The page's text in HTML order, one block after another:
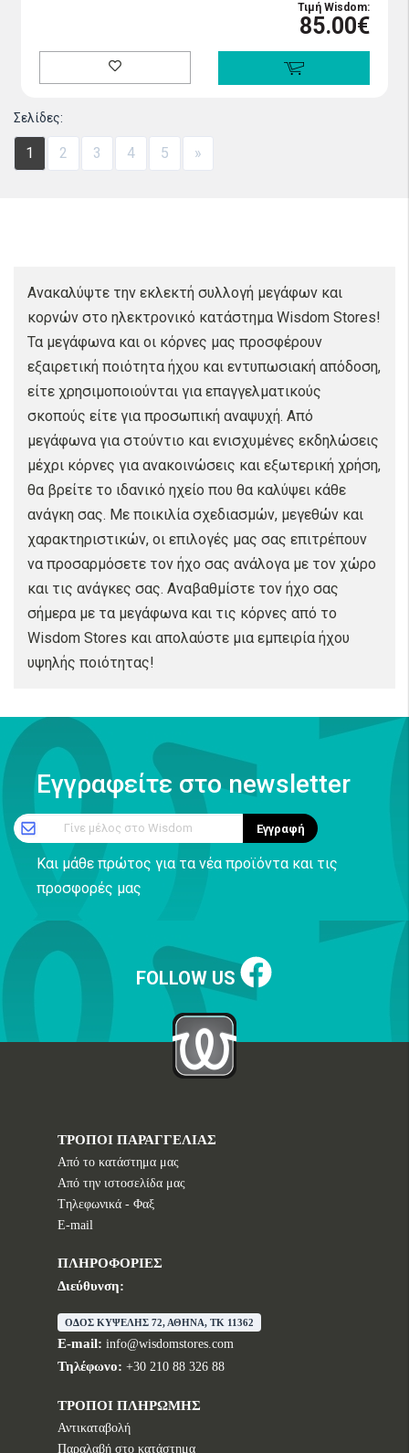
Τιμή Wisdom:
85.00€
Σελίδες:
1 2 3 4 5 »
Ανακαλύψτε την εκλεκτή συλλογή μεγάφων και
κορνών στο ηλεκτρονικό κατάστημα Wisdom Stores!
Τα μεγάφωνα και οι κόρνες μας προσφέρουν
εξαιρετική ποιότητα ήχου και εντυπωσιακή απόδοση,
είτε χρησιμοποιούνται για επαγγελματικούς
σκοπούς είτε για προσωπική αναψυχή. Από
μεγάφωνα για στούντιο και ενισχυμένες εκδηλώσεις
μέχρι κόρνες για ανακοινώσεις και εξωτερική χρήση,
θα βρείτε το ιδανικό ηχείο που θα καλύψει κάθε
ανάγκη σας. Με ποικιλία σχεδιασμών, μεγεθών και
χαρακτηριστικών, οι επιλογές μας σας επιτρέπουν
να προσαρμόσετε τον ήχο σας ανάλογα με τον χώρο
και τις ανάγκες σας. Αναβαθμίστε τον ήχο σας
σήμερα με τα μεγάφωνα και τις κόρνες από το
Wisdom Stores και απολαύστε μια εμπειρία ήχου
υψηλής ποιότητας!
Εγγραφείτε στο newsletter
Γίνε μέλος στο Wisdom Εγγραφή
Και μάθε πρώτος για τα νέα προϊόντα και τις
προσφορές μας
FOLLOW US
ΤΡΟΠΟΙ ΠΑΡΑΓΓΕΛΙΑΣ
Από το κατάστημα μας
Από την ιστοσελίδα μας
Tηλεφωνικά - Φαξ
E-mail
ΠΛΗΡΟΦΟΡΙΕΣ
Διεύθυνση:
ΟΔΟΣ ΚΥΨΕΛΗΣ 72, ΑΘΗΝΑ, TK 11362
E-mail: info@wisdomstores.com
Τηλέφωνο: +30 210 88 326 88
ΤΡΟΠΟΙ ΠΛΗΡΩΜΗΣ
Αντικαταβολή
Παραλαβή στο κατάστημα